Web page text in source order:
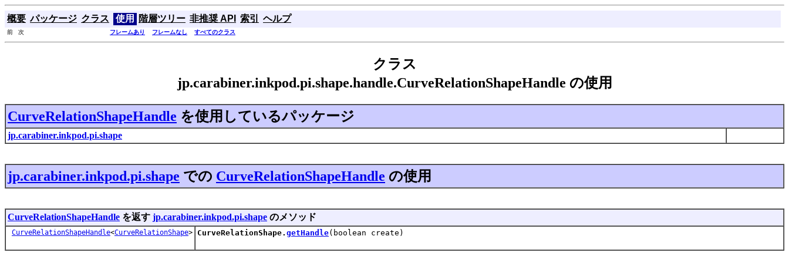
概要 パッケージ クラス 使用 階層ツリー 非推奨 API 索引 ヘルプ
前 次 フレームあり フレームなし すべてのクラス
クラス
jp.carabiner.inkpod.pi.shape.handle.CurveRelationShapeHandle の使用
CurveRelationShapeHandle を使用しているパッケージ
jp.carabiner.inkpod.pi.shape
jp.carabiner.inkpod.pi.shape での CurveRelationShapeHandle の使用
CurveRelationShapeHandle を返す jp.carabiner.inkpod.pi.shape のメソッド
CurveRelationShapeHandle<CurveRelationShape> CurveRelationShape. getHandle(boolean create)